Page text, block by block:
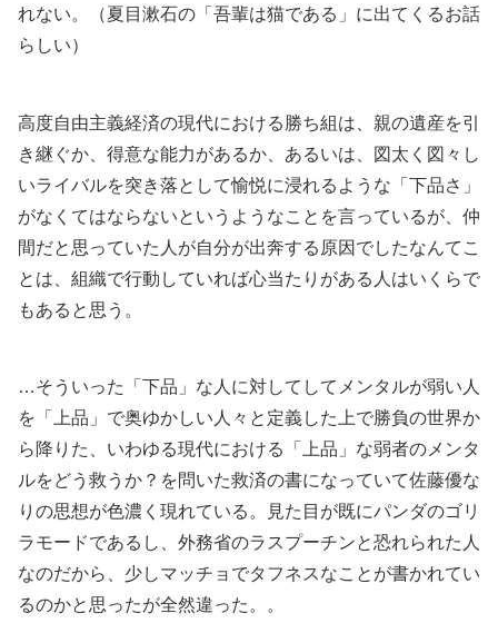
れない。（夏目漱石の「吾輩は猫である」に出てくるお話
らしい）
高度自由主義経済の現代における勝ち組は、親の遺産を引
き継ぐか、得意な能力があるか、あるいは、図太く図々し
いライバルを突き落として愉悦に浸れるような「下品さ」
がなくてはならないというようなことを言っているが、仲
間だと思っていた人が自分が出奔する原因でしたなんてこ
とは、組織で行動していれば心当たりがある人はいくらで
もあると思う。
…そういった「下品」な人に対してしてメンタルが弱い人
を「上品」で奥ゆかしい人々と定義した上で勝負の世界か
ら降りた、いわゆる現代における「上品」な弱者のメンタ
ルをどう救うか？を問いた救済の書になっていて佐藤優な
りの思想が色濃く現れている。見た目が既にパンダのゴリ
ラモードであるし、外務省のラスプーチンと恐れられた人
なのだから、少しマッチョでタフネスなことが書かれてい
るのかと思ったが全然違った。。